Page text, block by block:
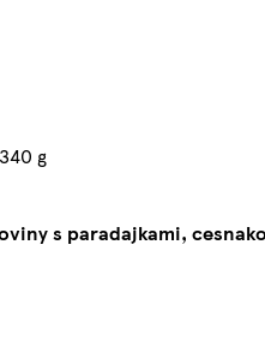
g
s paradajkami,